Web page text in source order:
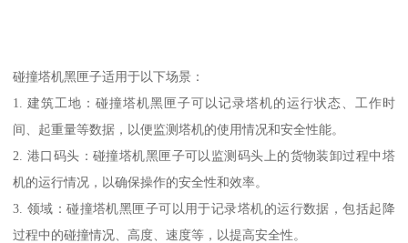
碰撞塔机黑匣子适用于以下场景：
1. 建筑工地：碰撞塔机黑匣子可以记录塔机的运行状态、工作时
间、起重量等数据，以便监测塔机的使用情况和安全性能。
2. 港口码头：碰撞塔机黑匣子可以监测码头上的货物装卸过程中塔
机的运行情况，以确保操作的安全性和效率。
3. 领域：碰撞塔机黑匣子可以用于记录塔机的运行数据，包括起降
过程中的碰撞情况、高度、速度等，以提高安全性。